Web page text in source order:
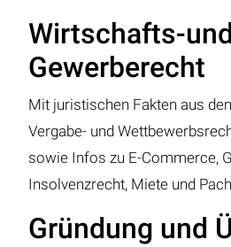
Wirtschafts-und
Gewerberecht
Mit juristischen Fakten aus
Vergabe- und
sowie Infos zu E-Commerce,
Insolvenzrecht, Miete und
Gründung und